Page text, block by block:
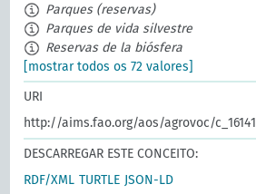
Parques (reservas)
Parques de vida silvestre
Reservas de la biósfera
[mostrar todos os 72 valores]
URI
http://aims.fao.org/aos/agrovoc/c_16141
DESCARREGAR ESTE CONCEITO:
RDF/XML TURTLE JSON-LD